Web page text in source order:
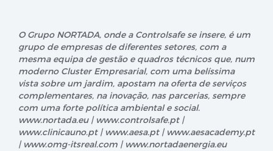
O Grupo NORTADA, onde a Controlsafe se insere, é um
grupo de empresas de diferentes setores, com a
mesma equipa de gestão e quadros técnicos que, num
moderno Cluster Empresarial, com uma belíssima
vista sobre um jardim, apostam na oferta de serviços
complementares, na inovação, nas parcerias, sempre
com uma forte política ambiental e social.
www.nortada.eu | www.controlsafe.pt |
www.clinicauno.pt | www.aesa.pt | www.aesacademy.pt
| www.omg-itsreal.com | www.nortadaenergia.eu